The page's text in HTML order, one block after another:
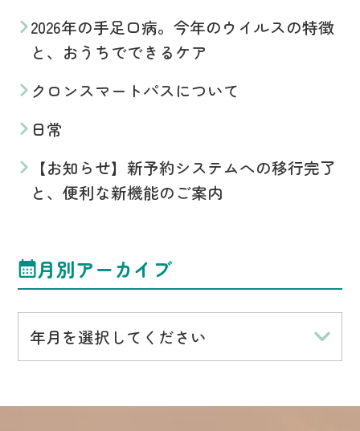
2026年の手足口病。今年のウイルスの特徴
と、おうちでできるケア
クロンスマートパスについて
日常
【お知らせ】新予約システムへの移行完了
と、便利な新機能のご案内
月別アーカイブ
年月を選択してください